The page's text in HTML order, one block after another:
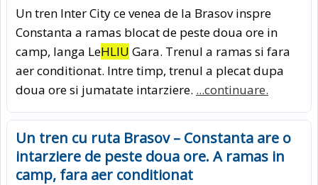
Un tren Inter City ce venea de la Brasov inspre
Constanta a ramas blocat de peste doua ore in
camp, langa LeHLIU Gara. Trenul a ramas si fara
aer conditionat. Intre timp, trenul a plecat dupa
doua ore si jumatate intarziere. ...continuare.
Un tren cu ruta Brasov – Constanta are o
intarziere de peste doua ore. A ramas in
camp, fara aer conditionat